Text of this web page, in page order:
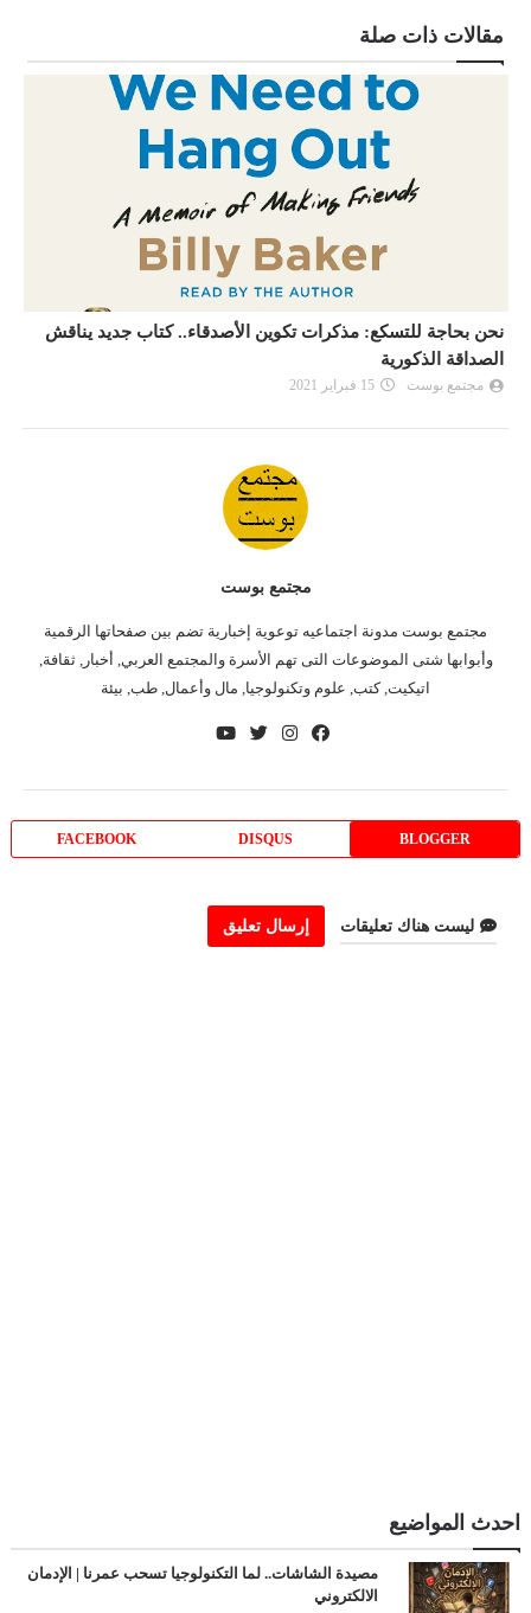
مقالات ذات صلة
نحن بحاجة للتسكع: مذكرات تكوين الأصدقاء.. كتاب جديد يناقش
الصداقة الذكورية
مجتمع بوست 15 فبراير 2021
مجتمع بوست
مجتمع بوست مدونة اجتماعيه توعوية إخبارية تضم بين صفحاتها الرقمية
وأبوابها شتى الموضوعات التى تهم الأسرة والمجتمع العربي, أخبار, ثقافة,
اتيكيت, كتب, علوم وتكنولوجيا, مال وأعمال, طب, بيئة
BLOGGER
DISQUS
FACEBOOK
ليست هناك تعليقات إرسال تعليق
احدث المواضيع
مصيدة الشاشات.. لما التكنولوجيا تسحب عمرنا | الإدمان
الالكتروني